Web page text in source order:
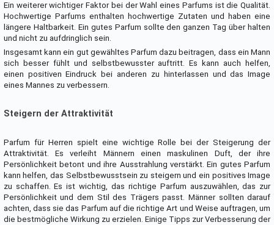
Ein weiterer wichtiger Faktor bei der Wahl eines Parfums ist die Qualität.
Hochwertige Parfums enthalten hochwertige Zutaten und haben eine
längere Haltbarkeit. Ein gutes Parfum sollte den ganzen Tag über halten
und nicht zu aufdringlich sein.
Insgesamt kann ein gut gewähltes Parfum dazu beitragen, dass ein Mann
sich besser fühlt und selbstbewusster auftritt. Es kann auch helfen,
einen positiven Eindruck bei anderen zu hinterlassen und das Image
eines Mannes zu verbessern.
Steigern der Attraktivität
Parfum für Herren spielt eine wichtige Rolle bei der Steigerung der
Attraktivität. Es verleiht Männern einen maskulinen Duft, der ihre
Persönlichkeit betont und ihre Ausstrahlung verstärkt. Ein gutes Parfum
kann helfen, das Selbstbewusstsein zu steigern und ein positives Image
zu schaffen. Es ist wichtig, das richtige Parfum auszuwählen, das zur
Persönlichkeit und dem Stil des Trägers passt. Männer sollten darauf
achten, dass sie das Parfum auf die richtige Art und Weise auftragen, um
die bestmögliche Wirkung zu erzielen. Einige Tipps zur Verbesserung der